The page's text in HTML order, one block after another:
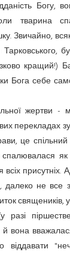
Богу,
тварина
Звичайно,
кращий!)
Бога себе
жертви -
перекладах
це
спалювалася
далеко не все
священиків,
й вона